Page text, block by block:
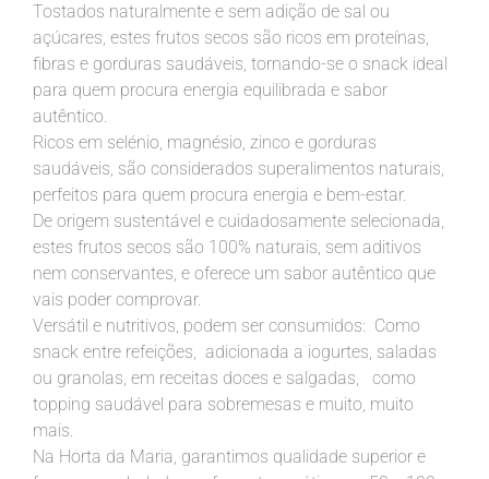
Tostados naturalmente e sem adição de sal ou
açúcares, estes frutos secos são ricos em proteínas,
fibras e gorduras saudáveis, tornando-se o snack ideal
para quem procura energia equilibrada e sabor
autêntico.
Ricos em selénio, magnésio, zinco e gorduras
saudáveis, são considerados superalimentos naturais,
perfeitos para quem procura energia e bem-estar.
De origem sustentável e cuidadosamente selecionada,
estes frutos secos são 100% naturais, sem aditivos
nem conservantes, e oferece um sabor autêntico que
vais poder comprovar.
Versátil e nutritivos, podem ser consumidos: Como
snack entre refeições, adicionada a iogurtes, saladas
ou granolas, em receitas doces e salgadas, como
topping saudável para sobremesas e muito, muito
mais.
Na Horta da Maria, garantimos qualidade superior e